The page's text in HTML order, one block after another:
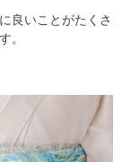
良いことがたくさ
。